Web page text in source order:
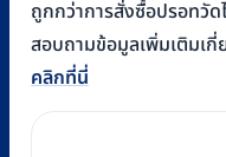
ถูกกว่าการสั่งซื้อปรอทวัด
สอบถามข้อมูลเพิ่มเติมเ
คลิกที่นี่